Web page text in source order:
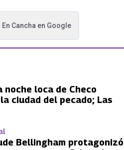
En Cancha en Google
noche loca de Checo
ciudad del pecado; Las
Bellingham protagonizó